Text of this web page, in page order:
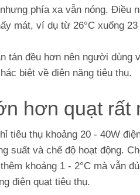
phía xa vẫn nóng. Điều
mát, ví dụ từ 26°C xuống 23
tán đều hơn nên người dùng
biệt về điện năng tiêu thụ.
hơn quạt rất
tiêu thụ khoảng 20 - 40W
suất và chế độ hoạt động.
khoảng 1 - 2°C mà vẫn
điện quạt tiêu thụ.